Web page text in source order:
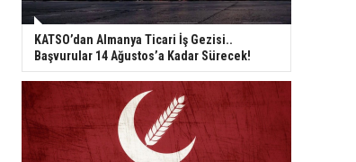
KATSO’dan Almanya Ticari İş Gezisi..
Başvurular 14 Ağustos’a Kadar Sürecek!